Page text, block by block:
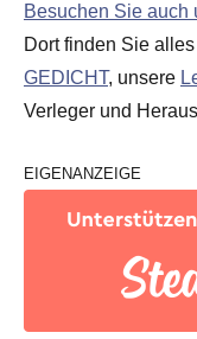
Besuchen Sie auch
Dort finden Sie
GEDICHT, unsere
Verleger und
EIGENANZEIGE